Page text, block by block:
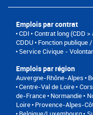
Emplois par contrat
CDI Contrat long (CDD
CDDU
Fonction publique
Service Civique -
Emplois par région
Auvergne-Rhône-Alpes
Centre-Val de Loire
de-France Normandie
Loire Provence-Alpes-